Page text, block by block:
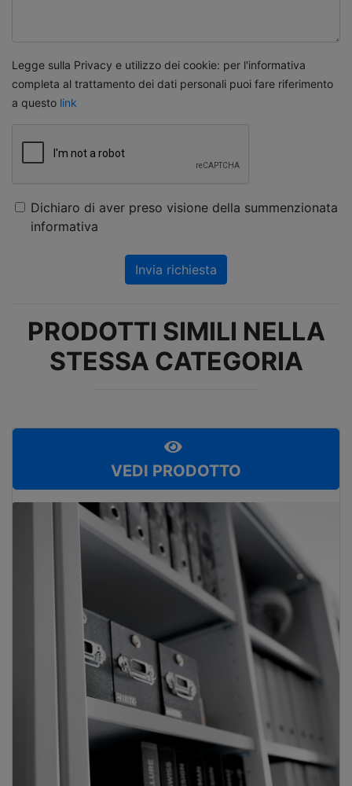
Legge sulla Privacy e utilizzo dei cookie: per l'informativa
completa al trattamento dei dati personali puoi fare riferimento
a questo link
Dichiaro di aver preso visione della summenzionata
informativa
Invia richiesta
PRODOTTI SIMILI NELLA
STESSA CATEGORIA
VEDI PRODOTTO